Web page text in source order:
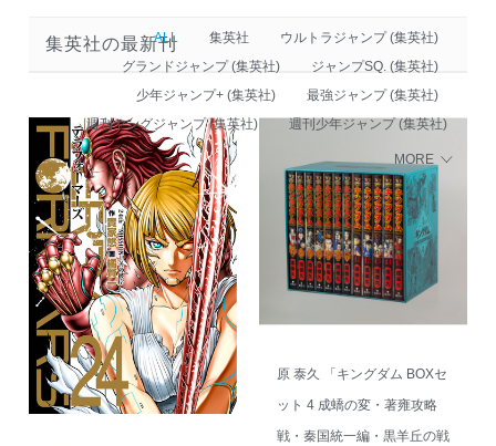
集英社の最新刊
ALL 集英社
ウルトラジャンプ (集英社)
グランドジャンプ (集英社)
ジャンプSQ. (集英社)
少年ジャンプ+ (集英社)
最強ジャンプ (集英社)
週刊ヤングジャンプ (集英社)
週刊少年ジャンプ (集英社)
MORE
原 泰久 「キングダム BOXセ
ット 4 成蟜の変・著雍攻略
戦・秦国統一編・黒羊丘の戦